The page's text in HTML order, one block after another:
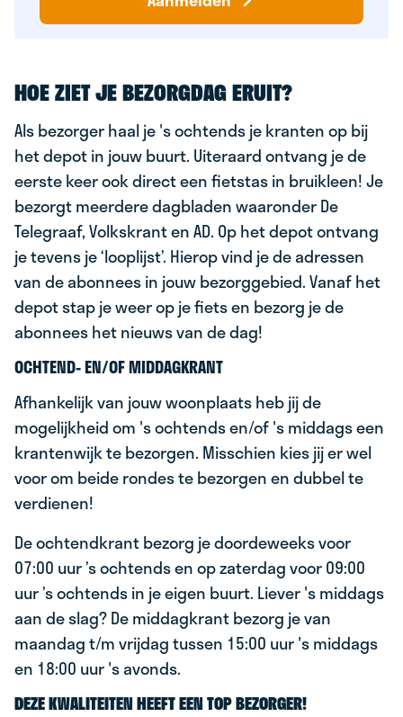
HOE ZIET JE BEZORGDAG ERUIT?
Als bezorger haal je 's ochtends je kranten op bij
het depot in jouw buurt. Uiteraard ontvang je de
eerste keer ook direct een fietstas in bruikleen! Je
bezorgt meerdere dagbladen waaronder De
Telegraaf, Volkskrant en AD. Op het depot ontvang
je tevens je ‘looplijst’. Hierop vind je de adressen
van de abonnees in jouw bezorggebied. Vanaf het
depot stap je weer op je fiets en bezorg je de
abonnees het nieuws van de dag!
OCHTEND- EN/OF MIDDAGKRANT
Afhankelijk van jouw woonplaats heb jij de
mogelijkheid om 's ochtends en/of 's middags een
krantenwijk te bezorgen. Misschien kies jij er wel
voor om beide rondes te bezorgen en dubbel te
verdienen!
De ochtendkrant bezorg je doordeweeks voor
07:00 uur ’s ochtends en op zaterdag voor 09:00
uur ’s ochtends in je eigen buurt. Liever 's middags
aan de slag? De middagkrant bezorg je van
maandag t/m vrijdag tussen 15:00 uur 's middags
en 18:00 uur 's avonds.
DEZE KWALITEITEN HEEFT EEN TOP BEZORGER!